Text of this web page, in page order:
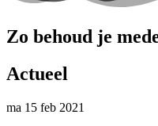
Zo behoud je
Actueel
ma 15 feb 2021